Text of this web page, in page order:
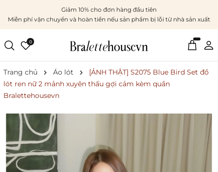
Giảm 10% cho đơn hàng đầu tiên
Miễn phí vận chuyển và hoàn tiền nếu sản phẩm bị lỗi từ nhà sản xuất
0
Trang chủ Áo lót
[ẢNH THẬT] S2075 Blue Bird Set đồ
lót ren nữ 2 mảnh xuyên thấu gợi cảm kèm quần
Bralettehousevn